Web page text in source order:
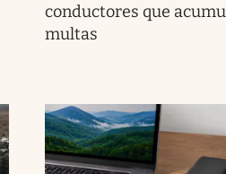
conductores que
multas